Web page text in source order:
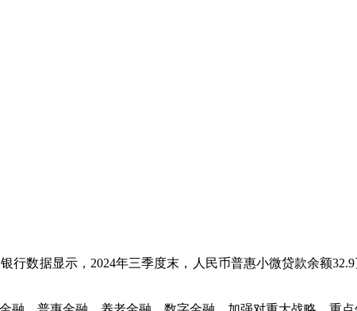
数据显示，2024年三季度末，人民币普惠小微贷款余额